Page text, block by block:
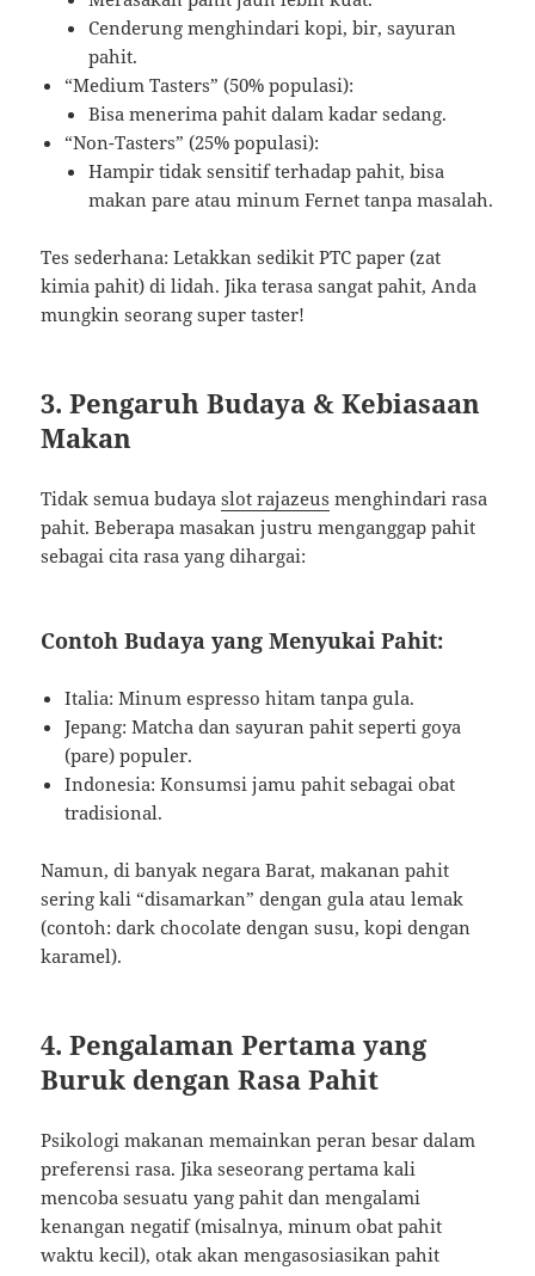
Cenderung menghindari kopi, bir, sayuran
pahit.
“Medium Tasters” (50% populasi):
Bisa menerima pahit dalam kadar sedang.
“Non-Tasters” (25% populasi):
Hampir tidak sensitif terhadap pahit, bisa
makan pare atau minum Fernet tanpa masalah.
Tes sederhana: Letakkan sedikit PTC paper (zat
kimia pahit) di lidah. Jika terasa sangat pahit, Anda
mungkin seorang super taster!
3. Pengaruh Budaya & Kebiasaan
Makan
Tidak semua budayaslot rajazeus menghindari rasa
pahit. Beberapa masakan justru menganggap pahit
sebagai cita rasa yang dihargai:
Contoh Budaya yang Menyukai Pahit:
Italia: Minum espresso hitam tanpa gula.
Jepang: Matcha dan sayuran pahit seperti goya
(pare) populer.
Indonesia: Konsumsi jamu pahit sebagai obat
tradisional.
Namun, di banyak negara Barat, makanan pahit
sering kali “disamarkan” dengan gula atau lemak
(contoh: dark chocolate dengan susu, kopi dengan
karamel).
4. Pengalaman Pertama yang
Buruk dengan Rasa Pahit
Psikologi makanan memainkan peran besar dalam
preferensi rasa. Jika seseorang pertama kali
mencoba sesuatu yang pahit dan mengalami
kenangan negatif (misalnya, minum obat pahit
waktu kecil), otak akan mengasosiasikan pahit